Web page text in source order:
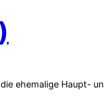
ehemalige Haupt-